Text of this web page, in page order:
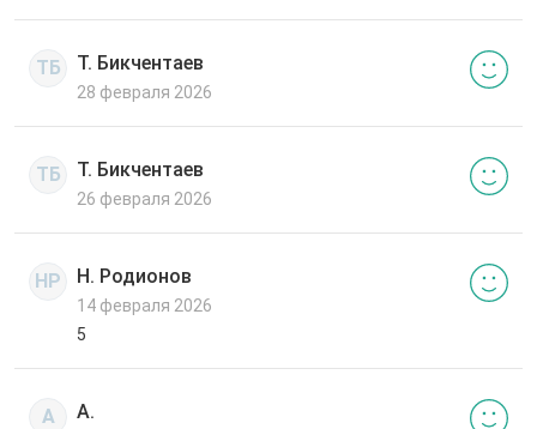
ТБ Т. Бикчентаев
28 февраля 2026
ТБ Т. Бикчентаев
26 февраля 2026
НР Н. Родионов
14 февраля 2026
5
А А.